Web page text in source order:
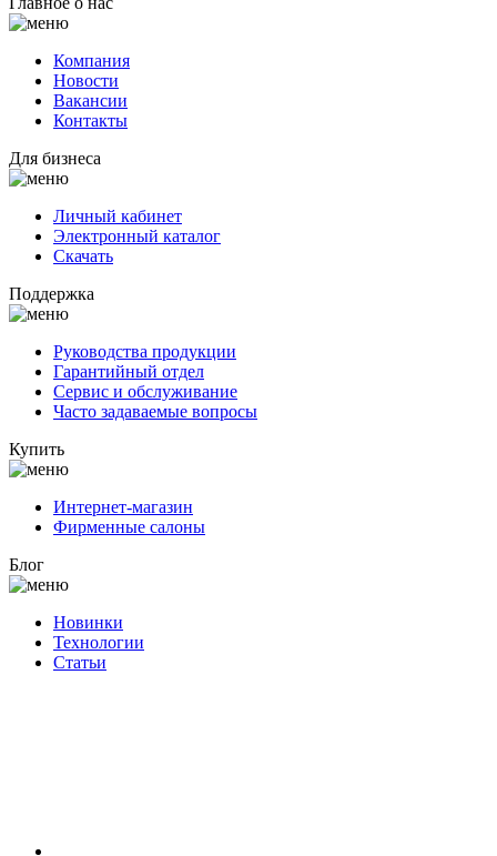
Компания
Новости
Вакансии
Контакты
Для бизнеса
Личный кабинет
Электронный каталог
Скачать
Поддержка
Руководства продукции
Гарантийный отдел
Сервис и обслуживание
Часто задаваемые вопросы
Купить
Интернет-магазин
Фирменные салоны
Блог
Новинки
Технологии
Статьи